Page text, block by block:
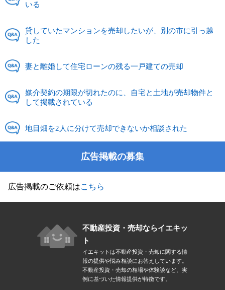
いる
貸していたマンションを売却したいが、別の市に引っ越
した
妻と離婚して住宅ローンの残る一戸建ての売却
媒介契約の期限が切れたのに、自宅と土地が売却物件と
して掲載されている
地目畑を2人に分けて売却できないか相談された
広告掲載の募集
広告掲載のご依頼はこちら
不動産投資・売却ならイエキッ
ト
イエキットは不動産投資・売却に関する情
報の提供や悩み相談にお答えしています。
不動産投資・売却の相場や体験談など、実
例に基づいた情報提供が特徴です。